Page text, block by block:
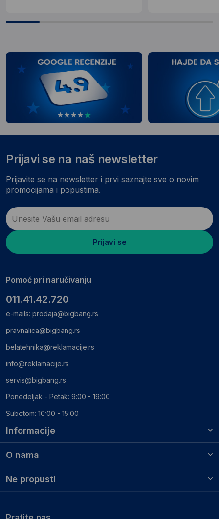
Informacije
O nama
Ne propusti
Prijavi se na naš newsletter
Prijavite se na newsletter i prvi saznajte sve o novim
promocijama i popustima.
Prijavi se
Pomoć pri naručivanju
011.41.42.720
e-mails: prodaja@bigbang.rs
pravnalica@bigbang.rs
belatehnika@reklamacije.rs
info@reklamacije.rs
servis@bigbang.rs
Ponedeljak - Petak: 9:00 - 19:00
Subotom: 10:00 - 15:00